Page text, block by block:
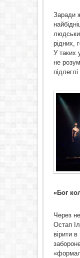
Заради
людськи
рідних,
У таких
не
«Бог
Через
Остап
вірити